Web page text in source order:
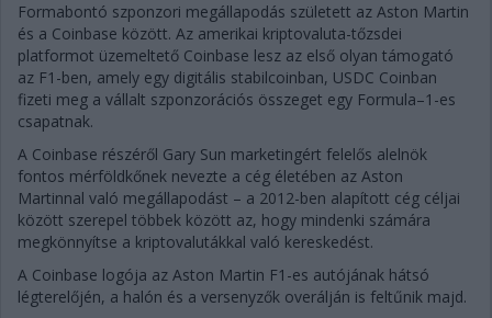
Formabontó szponzori megállapodás született az Aston Martin
és a Coinbase között. Az amerikai kriptovaluta-tőzsdei
platformot üzemeltető Coinbase lesz az első olyan támogató
az F1-ben, amely egy digitális stabilcoinban, USDC Coinban
fizeti meg a vállalt szponzorációs összeget egy Formula–1-es
csapatnak.
A Coinbase részéről Gary Sun marketingért felelős alelnök
fontos mérföldkőnek nevezte a cég életében az Aston
Martinnal való megállapodást – a 2012-ben alapított cég céljai
között szerepel többek között az, hogy mindenki számára
megkönnyítse a kriptovalutákkal való kereskedést.
A Coinbase logója az Aston Martin F1-es autójának hátsó
légterelőjén, a halón és a versenyzők overálján is feltűnik majd.